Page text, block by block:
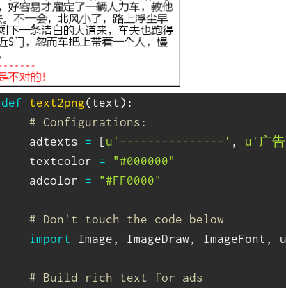
def text2png(text) :
# Configurations:
    adtexts
= [u'---------------' , u'广
    textcolor
=
"#000000"
    adcolor
= "#FF0000"
# Don't touch the code below
import Image , ImageDraw , ImageFont ,
# Build rich text for ads